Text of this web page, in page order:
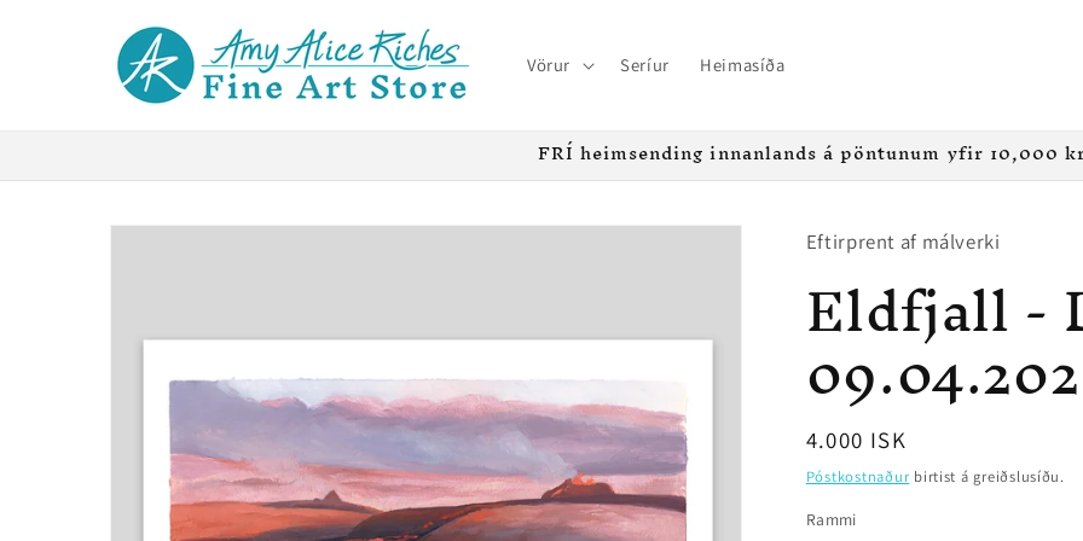
Vörur Seríur Heimasíða
FRÍ heimsending innanlands á pöntunum yfir 10,000
Skip to
Eftirprent af málverki
Eldfjall -
Regular
price
4.000 ISK
Póstkostnaðurbirtist á greiðslusíðu.
Rammi